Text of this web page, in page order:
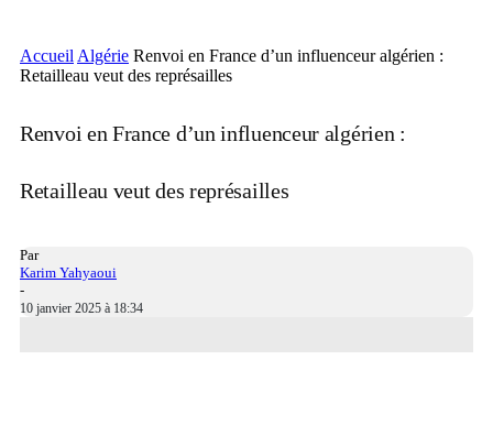
Accueil Algérie Renvoi en France d’un influenceur algérien :
Retailleau veut des représailles
Renvoi en France d’un influenceur algérien :
Retailleau veut des représailles
Par
Karim Yahyaoui
-
10 janvier 2025 à 18:34